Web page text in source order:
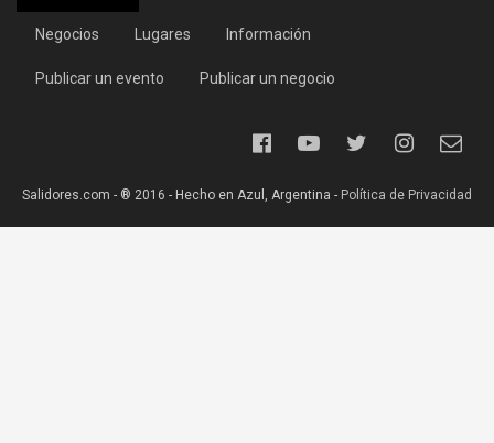
Negocios Lugares Información
Publicar un evento Publicar un negocio
Salidores.com - ® 2016 - Hecho en Azul, Argentina - Política de Privacidad